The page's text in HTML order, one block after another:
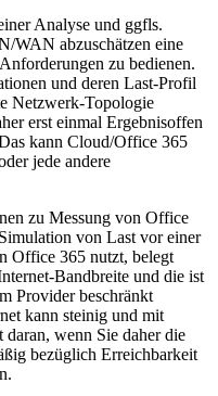
Analyse und ggfls.
WAN abzuschätzen eine
zu bedienen.
und deren Last-Profil
Netzwerk-Topologie
erst einmal Ergebnisoffen
kann Cloud/Office 365
jede andere
zu Messung von Office
von Last vor einer
Office 365 nutzt, belegt
Bandbreite und die ist
Provider beschränkt
kann steinig und mit
wenn Sie daher die
bezüglich Erreichbarkeit